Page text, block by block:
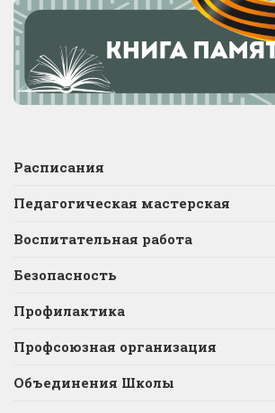
Расписания
Педагогическая мастерская
Воспитательная работа
Безопасность
Профилактика
Профсоюзная организация
Объединения Школы